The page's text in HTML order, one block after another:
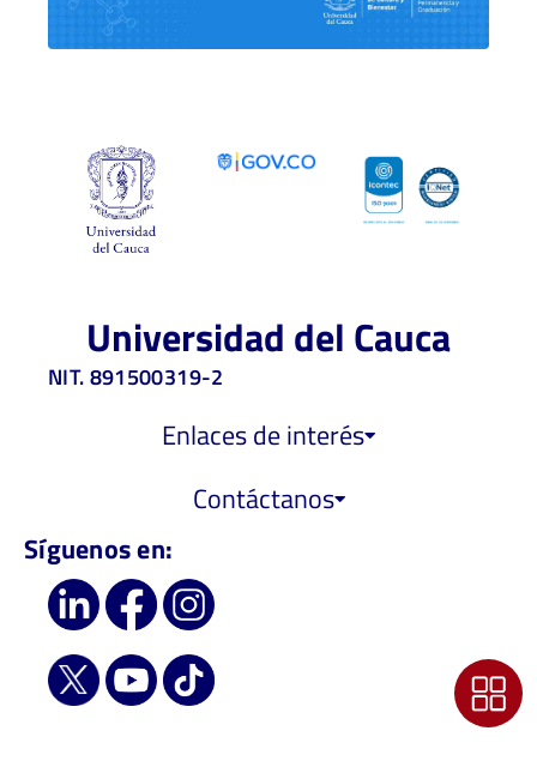
Universidad del Cauca
NIT. 891500319-2
Enlaces de interés
Contáctanos
Síguenos en: